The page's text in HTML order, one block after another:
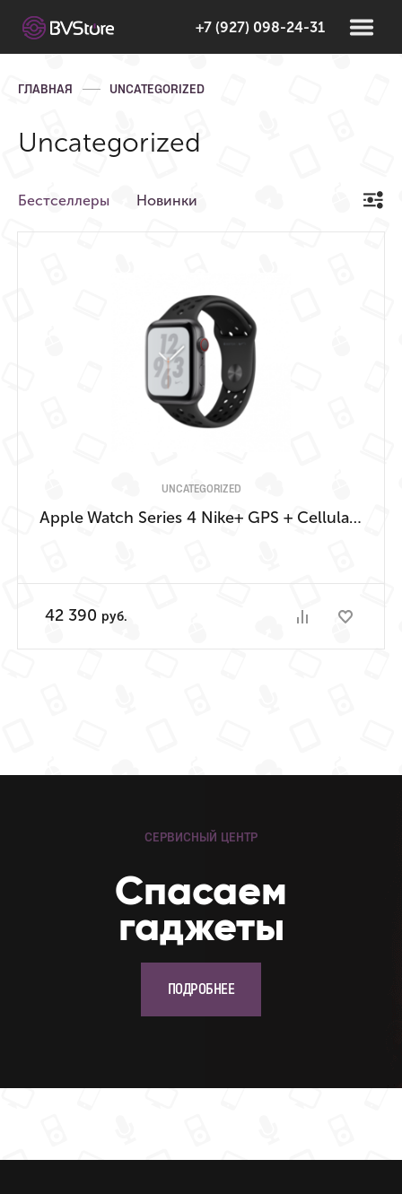
+7 (927) 098-24-31
ГЛАВНАЯ UNCATEGORIZED
Uncategorized
Бестселлеры Новинки
UNCATEGORIZED
Apple Watch Series 4 Nike+ GPS + Cellular, 44mm, корпус из алюминия цвета «серый космос», спортивный ремешок Nike цвета «антрацитовый/черный»
42 390 руб.
СЕРВИСНЫЙ ЦЕНТР
Cпасаем
гаджеты
ПОДРОБНЕЕ